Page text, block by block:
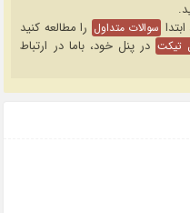
سوالات متداول را مطالعه کنید
تیکت در پنل خود، باما در ارتباط